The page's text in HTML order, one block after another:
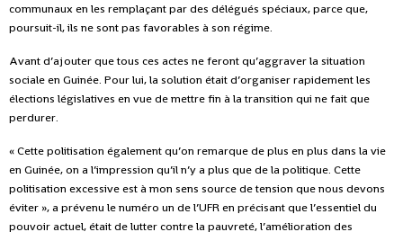
communaux en les remplaçant par des délégués spéciaux, parce que,
poursuit-il, ils ne sont pas favorables à son régime.
Avant d’ajouter que tous ces actes ne feront qu’aggraver la situation
sociale en Guinée. Pour lui, la solution était d’organiser rapidement les
élections législatives en vue de mettre fin à la transition qui ne fait que
perdurer.
« Cette politisation également qu’on remarque de plus en plus dans la vie
en Guinée, on a l’impression qu’il n’y a plus que de la politique. Cette
politisation excessive est à mon sens source de tension que nous devons
éviter », a prévenu le numéro un de l’UFR en précisant que l’essentiel du
pouvoir actuel, était de lutter contre la pauvreté, l’amélioration des